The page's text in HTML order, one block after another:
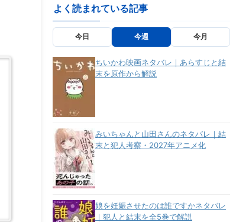
よく読まれている記事
今日 今週 今月
ちいかわ映画ネタバレ｜あらすじと結
末を原作から解説
みいちゃんと山田さんのネタバレ｜結
末と犯人考察・2027年アニメ化
娘を妊娠させたのは誰ですかネタバレ
｜犯人と結末を全5巻で解説